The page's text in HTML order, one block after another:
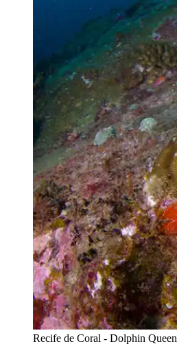
Recife de Coral - Dolphin Queen